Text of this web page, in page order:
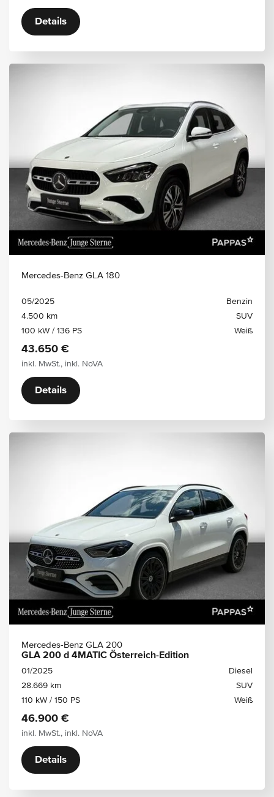
Details
Mercedes-Benz GLA 180
05/2025
Benzin
4.500 km
SUV
100 kW / 136 PS
Weiß
43.650 €
inkl. MwSt., inkl. NoVA
Details
Mercedes-Benz GLA 200
GLA 200 d 4MATIC Österreich-Edition
01/2025
Diesel
28.669 km
SUV
110 kW / 150 PS
Weiß
46.900 €
inkl. MwSt., inkl. NoVA
Details